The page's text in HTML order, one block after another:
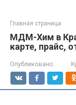
Главная страница
МДМ-Хим в
карте, прайс,
Опубликовано: